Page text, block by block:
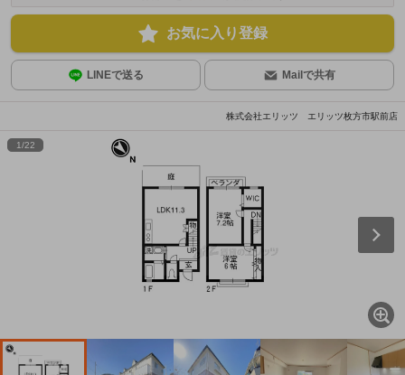
お気に入り登録
LINEで送る Mailで共有
株式会社エリッツ エリッツ枚方市駅前店
1/22